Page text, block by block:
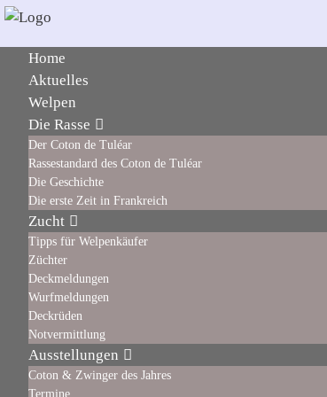
Home
Aktuelles
Welpen
Die Rasse
Der Coton de Tuléar
Rassestandard des Coton de Tuléar
Die Geschichte
Die erste Zeit in Frankreich
Zucht
Tipps für Welpenkäufer
Züchter
Deckmeldungen
Wurfmeldungen
Deckrüden
Notvermittlung
Ausstellungen
Coton & Zwinger des Jahres
Termine